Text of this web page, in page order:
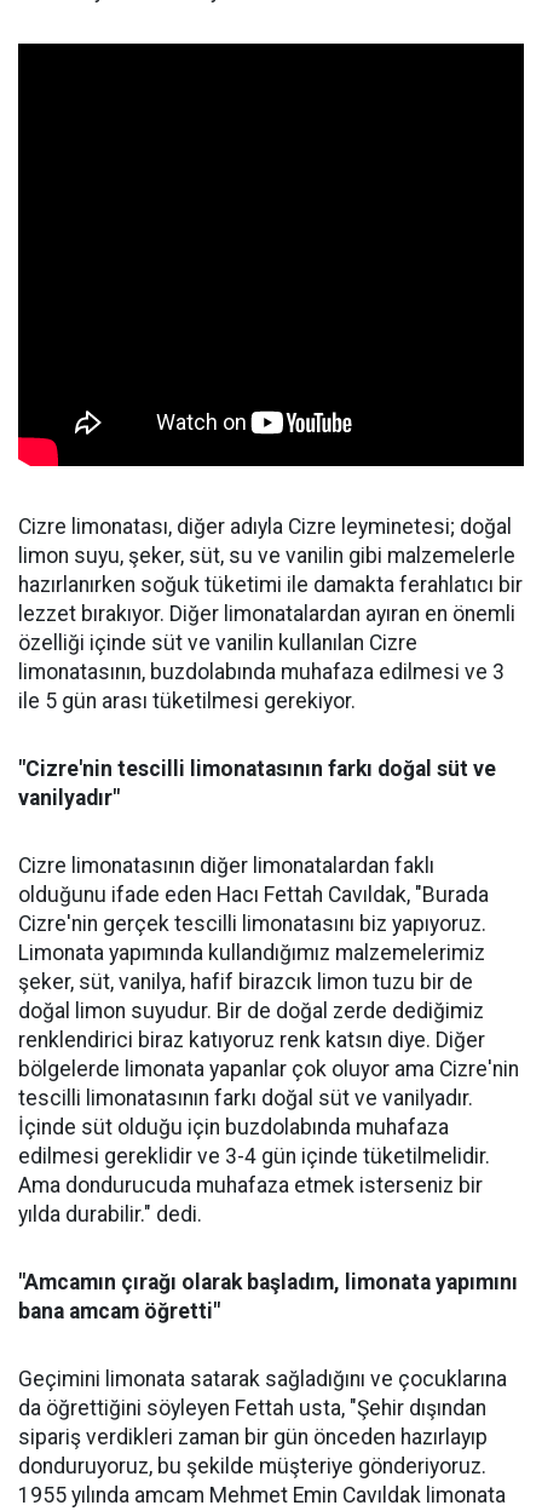
Cizre limonatası, diğer adıyla Cizre leyminetesi; doğal
limon suyu, şeker, süt, su ve vanilin gibi malzemelerle
hazırlanırken soğuk tüketimi ile damakta ferahlatıcı bir
lezzet bırakıyor. Diğer limonatalardan ayıran en önemli
özelliği içinde süt ve vanilin kullanılan Cizre
limonatasının, buzdolabında muhafaza edilmesi ve 3
ile 5 gün arası tüketilmesi gerekiyor.
"Cizre'nin tescilli limonatasının farkı doğal süt ve
vanilyadır"
Cizre limonatasının diğer limonatalardan faklı
olduğunu ifade eden Hacı Fettah Cavıldak, "Burada
Cizre'nin gerçek tescilli limonatasını biz yapıyoruz.
Limonata yapımında kullandığımız malzemelerimiz
şeker, süt, vanilya, hafif birazcık limon tuzu bir de
doğal limon suyudur. Bir de doğal zerde dediğimiz
renklendirici biraz katıyoruz renk katsın diye. Diğer
bölgelerde limonata yapanlar çok oluyor ama Cizre'nin
tescilli limonatasının farkı doğal süt ve vanilyadır.
İçinde süt olduğu için buzdolabında muhafaza
edilmesi gereklidir ve 3-4 gün içinde tüketilmelidir.
Ama dondurucuda muhafaza etmek isterseniz bir
yılda durabilir." dedi.
"Amcamın çırağı olarak başladım, limonata yapımını
bana amcam öğretti"
Geçimini limonata satarak sağladığını ve çocuklarına
da öğrettiğini söyleyen Fettah usta, "Şehir dışından
sipariş verdikleri zaman bir gün önceden hazırlayıp
donduruyoruz, bu şekilde müşteriye gönderiyoruz.
1955 yılında amcam Mehmet Emin Cavıldak limonata